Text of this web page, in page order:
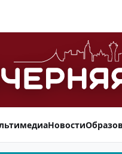
Новости